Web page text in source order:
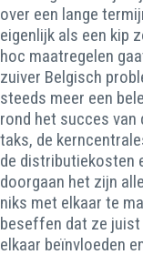
over een lange
eigenlijk als een kip
hoc maatregelen
zuiver Belgisch
steeds meer een
rond het succes van
taks, de
de distributiekosten
doorgaan het zijn
niks met elkaar te
beseffen dat ze juist
elkaar beïnvloeden